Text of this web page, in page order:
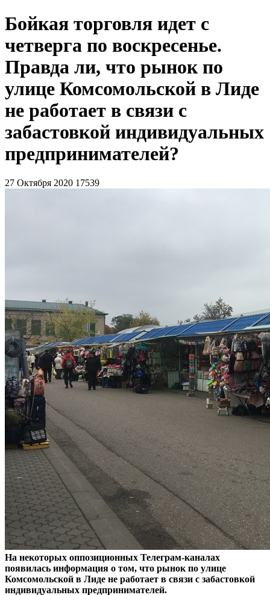
Бойкая торговля идет с
четверга по воскресенье.
Правда ли, что рынок по
улице Комсомольской в Лиде
не работает в связи с
забастовкой индивидуальных
предпринимателей?
27 Октября 2020 17539
На некоторых оппозиционных Телеграм-каналах
появилась информация о том, что рынок по улице
Комсомольской в Лиде не работает в связи с забастовкой
индивидуальных предпринимателей.